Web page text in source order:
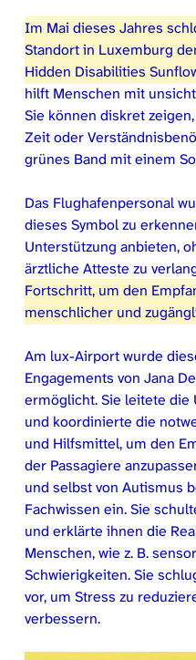
Im Mai dieses Jahres
Standort in Luxemburg
Hidden Disabilities
hilft Menschen mit
Sie können diskret
Zeit oder
grünes Band mit einem
Das Flughafenpersonal
dieses Symbol zu
Unterstützung anbieten,
ärztliche Atteste zu
Fortschritt, um den
menschlicher und
Am lux-Airport wurde
Engagements von Jana
ermöglicht. Sie leitete die
und koordinierte die
und Hilfsmittel, um den
der Passagiere
und selbst von Autismus
Fachwissen ein. Sie
und erklärte ihnen die
Menschen, wie z. B.
Schwierigkeiten. Sie
vor, um Stress zu
verbessern.